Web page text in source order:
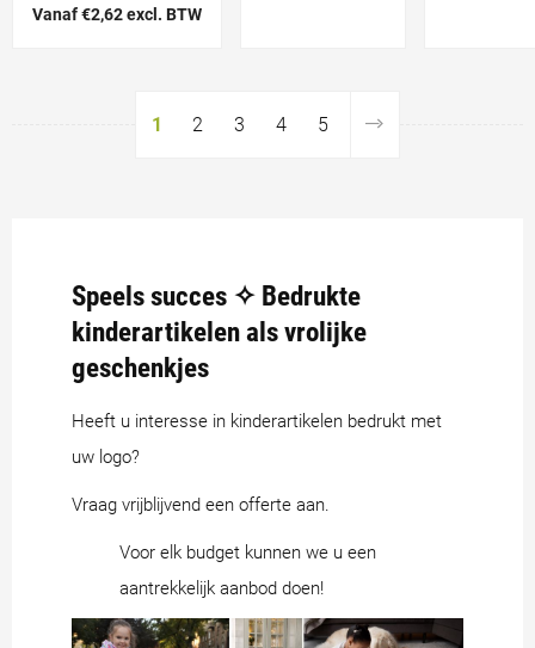
Vanaf €2,62 excl. BTW
1 2 3 4 5
Speels succes ✧ Bedrukte
kinderartikelen als vrolijke
geschenkjes
Heeft u interesse in kinderartikelen bedrukt met
uw logo?
Vraag vrijblijvend een offerte aan.
Voor elk budget kunnen we u een
aantrekkelijk aanbod doen!